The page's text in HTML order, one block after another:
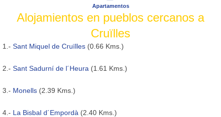
Apartamentos
Alojamientos en pueblos cercanos a
Cruïlles
1.- Sant Miquel de Cruïlles (0.66 Kms.)
2.- Sant Sadurní de l´Heura (1.61 Kms.)
3.- Monells (2.39 Kms.)
4.- La Bisbal d´Empordà (2.40 Kms.)